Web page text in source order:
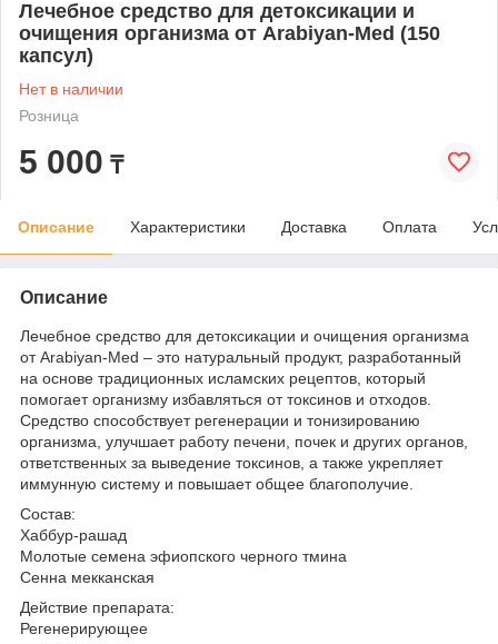
Лечебное средство для детоксикации и
очищения организма от Arabiyan-Med (150
капсул)
Нет в наличии
Розница
5 000 ₸
Описание Характеристики Доставка Оплата
Описание
Лечебное средство для детоксикации и очищения организма
от Arabiyan-Med – это натуральный продукт, разработанный
на основе традиционных исламских рецептов, который
помогает организму избавляться от токсинов и отходов.
Средство способствует регенерации и тонизированию
организма, улучшает работу печени, почек и других органов,
ответственных за выведение токсинов, а также укрепляет
иммунную систему и повышает общее благополучие.
Состав:
Хаббур-рашад
Молотые семена эфиопского черного тмина
Сенна мекканская
Действие препарата:
Регенерирующее